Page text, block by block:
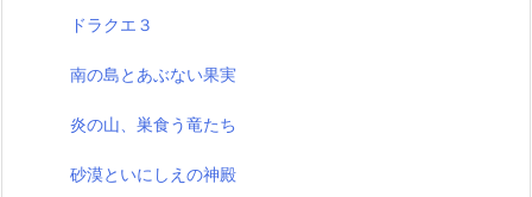
ドラクエ３
南の島とあぶない果実
炎の山、巣食う竜たち
砂漠といにしえの神殿